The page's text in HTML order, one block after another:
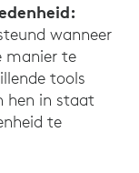
wanneer
manier te
tools
hen in staat
te